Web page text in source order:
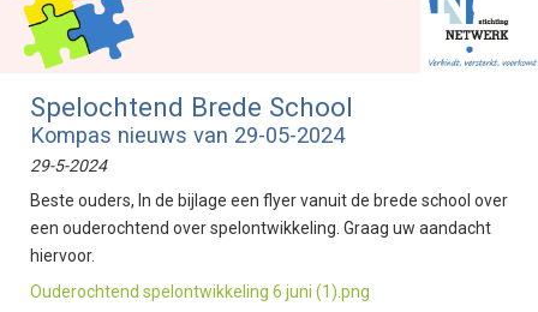
Spelochtend Brede School
Kompas nieuws van 29-05-2024
29-5-2024
Beste ouders, In de bijlage een flyer vanuit de brede school over
een ouderochtend over spelontwikkeling. Graag uw aandacht
hiervoor.
Ouderochtend spelontwikkeling 6 juni (1).png